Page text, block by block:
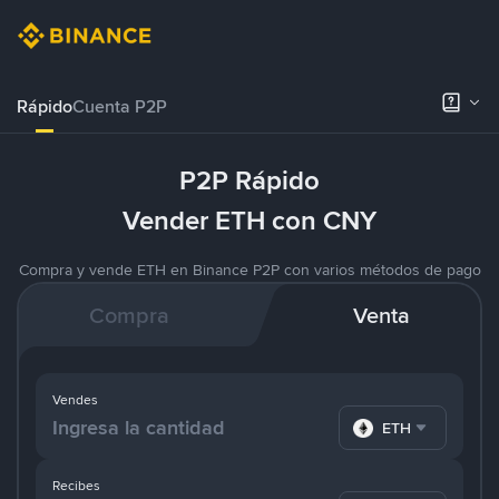
RápidoCuenta P2P
P2P Rápido
Vender ETH con CNY
Compra y vende ETH en Binance P2P con varios métodos de pago
Compra Venta
Recibes
Vendes
ETH